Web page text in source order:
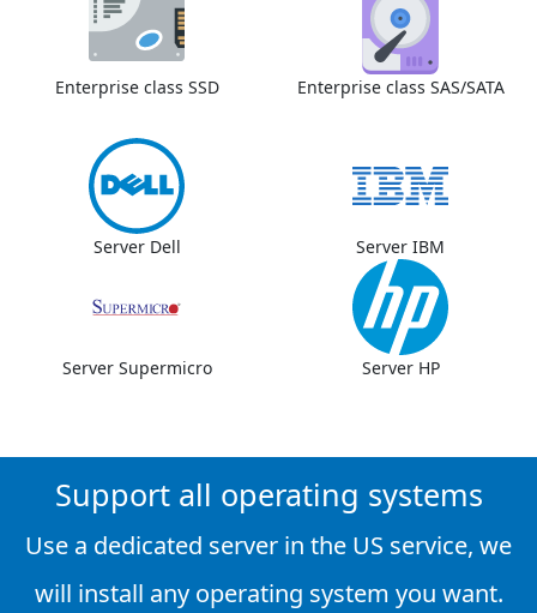
Enterprise class SSD Enterprise class SAS/SATA
Server Dell Server IBM
Server Supermicro Server HP
Support all operating systems
Use a dedicated server in the US service, we
will install any operating system you want.